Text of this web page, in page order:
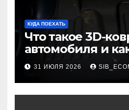
КУДА ПОЕХАТЬ
Что такое 3D-
автомобиля и
основное
31 ИЮЛЯ 2026